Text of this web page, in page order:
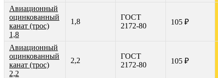
Авиационный
оцинкованный
канат (трос)
1,8
1,8
ГОСТ
2172-80
105 ₽
Авиационный
оцинкованный
канат (трос)
2,2
2,2
ГОСТ
2172-80
105 ₽